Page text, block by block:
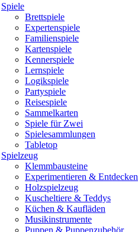
Spiele
Brettspiele
Expertenspiele
Familienspiele
Kartenspiele
Kennerspiele
Lernspiele
Logikspiele
Partyspiele
Reisespiele
Sammelkarten
Spiele für Zwei
Spielesammlungen
Tabletop
Spielzeug
Klemmbausteine
Experimentieren & Entdecken
Holzspielzeug
Kuscheltiere & Teddys
Küchen & Kaufläden
Musikinstrumente
Puppen & Puppenzubehör